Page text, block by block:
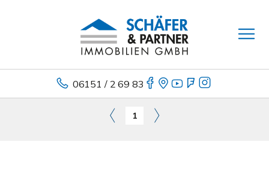
06151 / 2 69 83
1